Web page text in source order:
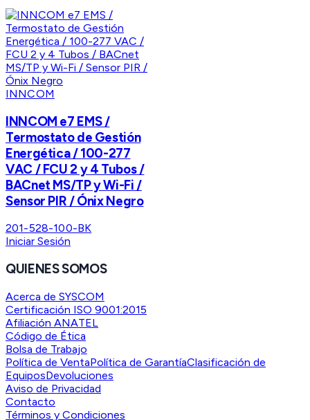
INNCOM
INNCOM e7 EMS /
Termostato de Gestión
Energética / 100-277
VAC / FCU 2 y 4 Tubos /
BACnet MS/TP y Wi-Fi /
Sensor PIR / Ónix Negro
201-528-100-BK
Iniciar Sesión
QUIENES SOMOS
Acerca de SYSCOM
Certificación ISO 9001:2015
Afiliación ANATEL
Código de Ética
Bolsa de Trabajo
Política de VentaPolítica de GarantíaClasificación de
EquiposDevoluciones
Aviso de Privacidad
Contacto
Términos y Condiciones